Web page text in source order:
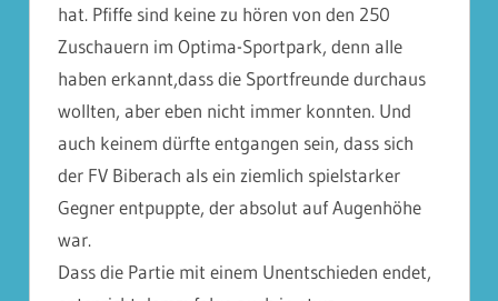
hat. Pfiffe sind keine zu hören von den 250
Zuschauern im Optima-Sportpark, denn alle
haben erkannt,dass die Sportfreunde durchaus
wollten, aber eben nicht immer konnten. Und
auch keinem dürfte entgangen sein, dass sich
der FV Biberach als ein ziemlich spielstarker
Gegner entpuppte, der absolut auf Augenhöhe
war.
Dass die Partie mit einem Unentschieden endet,